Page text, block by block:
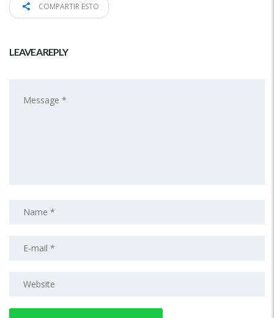
COMPARTIR ESTO
LEAVE A REPLY